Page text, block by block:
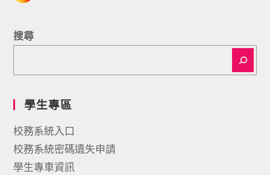
搜尋
學生專區
校務系統入口
校務系統密碼遺失申請
學生專車資訊